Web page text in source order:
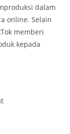
dalam
online. Selain
memberi
kepada